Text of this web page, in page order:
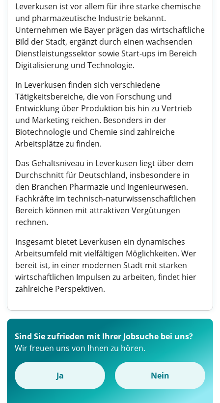
Leverkusen ist vor allem für ihre starke chemische
und pharmazeutische Industrie bekannt.
Unternehmen wie Bayer prägen das wirtschaftliche
Bild der Stadt, ergänzt durch einen wachsenden
Dienstleistungssektor sowie Start-ups im Bereich
Digitalisierung und Technologie.
In Leverkusen finden sich verschiedene
Tätigkeitsbereiche, die von Forschung und
Entwicklung über Produktion bis hin zu Vertrieb
und Marketing reichen. Besonders in der
Biotechnologie und Chemie sind zahlreiche
Arbeitsplätze zu finden.
Das Gehaltsniveau in Leverkusen liegt über dem
Durchschnitt für Deutschland, insbesondere in
den Branchen Pharmazie und Ingenieurwesen.
Fachkräfte im technisch-naturwissenschaftlichen
Bereich können mit attraktiven Vergütungen
rechnen.
Insgesamt bietet Leverkusen ein dynamisches
Arbeitsumfeld mit vielfältigen Möglichkeiten. Wer
bereit ist, in einer modernen Stadt mit starken
wirtschaftlichen Impulsen zu arbeiten, findet hier
zahlreiche Perspektiven.
Sind Sie zufrieden mit Ihrer Jobsuche bei uns?
Wir freuen uns von Ihnen zu hören.
Ja Nein